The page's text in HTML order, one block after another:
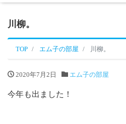
川柳。
TOP エム子の部屋 川柳。
2020年7月2日 エム子の部屋
今年も出ました！